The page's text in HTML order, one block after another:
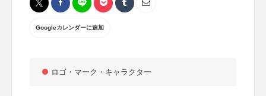
Googleカレンダーに追加
ロゴ・マーク・キャラクター